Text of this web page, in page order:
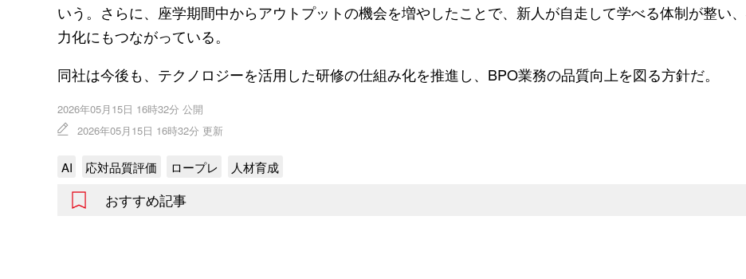
いう。さらに、座学期間中からアウトプットの機会を増やしたことで、新人が自走して学べる体制が整い
力化にもつながっている。
同社は今後も、テクノロジーを活用した研修の仕組み化を推進し、BPO業務の品質向上を図る方針だ。
2026年05月15日 16時32分 公開
2026年05月15日 16時32分 更新
AI 応対品質評価 ロープレ 人材育成
おすすめ記事